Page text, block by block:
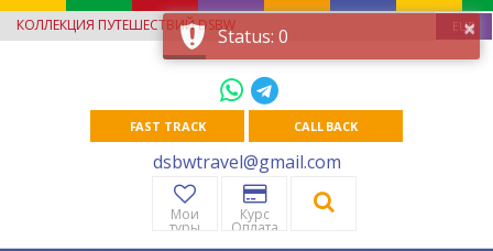
КОЛЛЕКЦИЯ ПУТЕШЕСТВИЙ DSBW EUR
FAST TRACK CALL BACK
dsbwtravel@gmail.com
Мои
туры
Курс
Оплата
×
Status: 0